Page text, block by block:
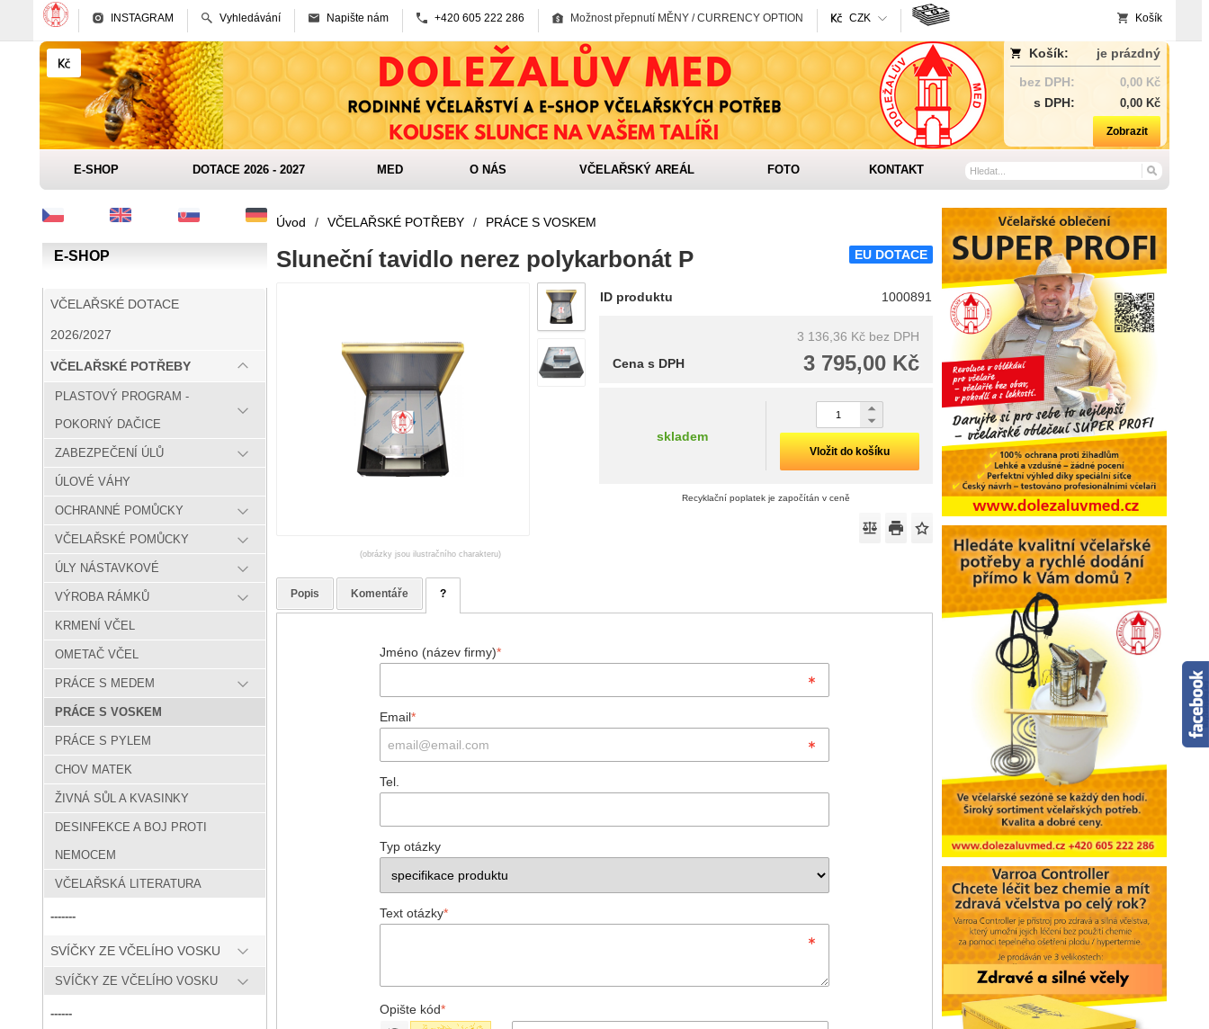
INSTAGRAM Vyhledávání Napište nám +420 605 222 286 Možnost přepnutí MĚNY / CURRENCY OPTION CZK Košík
Košík:
je prázdný
bez DPH:
0,00 Kč
s DPH: 0,00 Kč
Zobrazit
E-SHOP DOTACE 2026 - 2027 MED O NÁS VČELAŘSKÝ AREÁL FOTO KONTAKT
E-SHOP
VČELAŘSKÉ DOTACE
2026/2027
VČELAŘSKÉ POTŘEBY
PLASTOVÝ PROGRAM -
POKORNÝ DAČICE
ZABEZPEČENÍ ÚLŮ
ÚLOVÉ VÁHY
OCHRANNÉ POMŮCKY
VČELAŘSKÉ POMŮCKY
ÚLY NÁSTAVKOVÉ
VÝROBA RÁMKŮ
KRMENÍ VČEL
OMETAČ VČEL
PRÁCE S MEDEM
PRÁCE S VOSKEM
PRÁCE S PYLEM
CHOV MATEK
ŽIVNÁ SŮL A KVASINKY
DESINFEKCE A BOJ PROTI
NEMOCEM
VČELAŘSKÁ LITERATURA
-------
SVÍČKY ZE VČELÍHO VOSKU
SVÍČKY ZE VČELÍHO VOSKU
------
Úvod / VČELAŘSKÉ POTŘEBY / PRÁCE S VOSKEM
EU DOTACE
Sluneční tavidlo nerez polykarbonát P
(obrázky jsou ilustračního charakteru)
ID produktu 1000891
3 136,36 Kč bez DPH
3 795,00 Kč
Cena s DPH
skladem
Vložit do košíku
Recyklační poplatek je započítán v ceně
Popis Komentáře ?
Jméno (název firmy)*
Email*
Tel.
Typ otázky
Text otázky*
Opište kód*